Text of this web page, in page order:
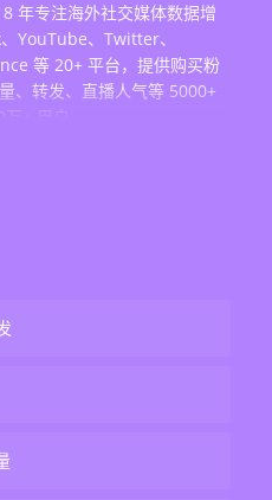
年专注海外社交媒体数据增
YouTube、Twitter、
等 20+ 平台，提供购买粉
、转发、直播人气等 5000+
+ 用户。